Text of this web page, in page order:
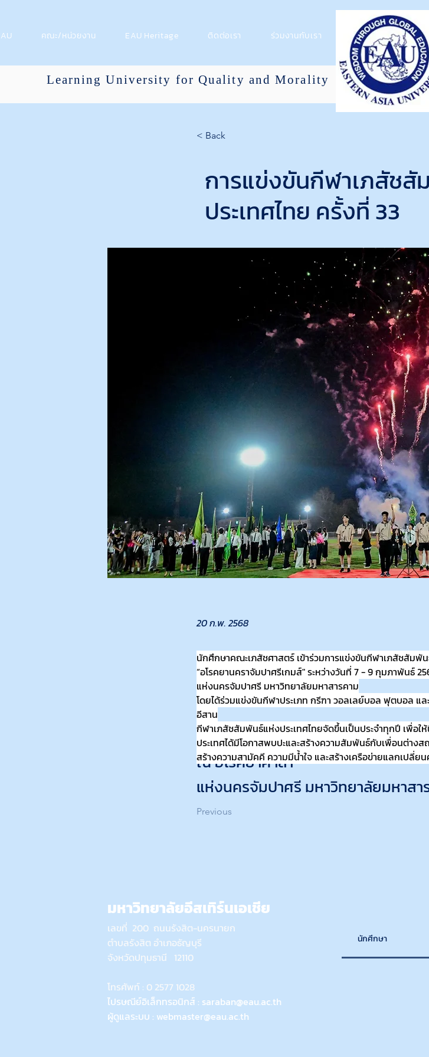
คณะ/หน่วยงาน EAU Heritage ติดต่อเรา ร่วมงานกับเรา
Learning University for Quality and Morality
< Back
การแข่งขันกีฬาเภสัชสั
ประเทศไทย ครั้งที่ 33
20 ก.พ. 2568
นักศึกษาคณะเภสัชศาสตร์ เข้าร่วมก
แห่งประเทศไทย ครั้งที่ 33
“อโรคยานคราจัมปาศรีเกมส์" ระหว่า
ณ อโรคยาศาลา
แห่งนครจัมปาศรี มหาวิทยาลัยมหาสา
นักศึกษาคณะเภสัชศาสตร์ เข้าร่วมการแข่งขันกีฬาเภสัชสัมพั
“อโรคยานคราจัมปาศรีเกมส์" ระหว่างวันที่ 7 - 9 กุมภาพันธ์
แห่งนครจัมปาศรี มหาวิทยาลัยมหาสารคาม
โดยได้ร่วมแข่งขันกีฬาประเภท กรีฑา วอลเลย์บอล ฟุตบอล
อีสาน
กีฬาเภสัชสัมพันธ์แห่งประเทศไทยจัดขึ้นเป็นประจำทุกปี เพื่อ
ประเทศได้มีโอกาสพบปะและสร้างความสัมพันธ์กับเพื่อนต่าง
สร้างความสามัคคี ความมีน้ำใจ และสร้างเครือข่ายแลกเปลี่
Previous
มหาวิทยาลัยอีสเทิร์นเอเชีย
เลขที่ 200 ถนนรังสิต-นครนายก
ตำบลรังสิต อำเภอธัญบุรี
จังหวัดปทุมธานี 12110
โทรศัพท์ : 0 2577 1028
ไปรษณีย์อิเล็กทรอนิกส์ : saraban@eau.ac.th
ผู้ดูแลระบบ : webmaster@eau.ac.th
นักศึกษา